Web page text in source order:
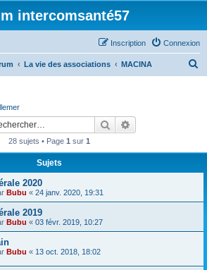
intercomsanté57
Connexion
Inscription
La vie des associations MACINA
Rechercher
28 sujets • Page 1 sur 1
Sujets
2020
Bubu « 24 janv. 2020, 19:31
2019
Bubu « 03 févr. 2019, 10:27
Bubu « 13 oct. 2018, 18:02